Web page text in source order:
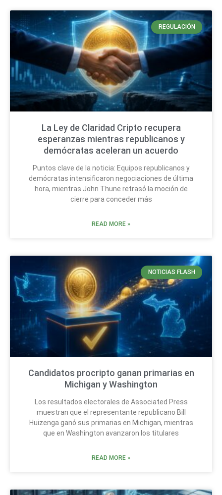
REGULACIÓN
La Ley de Claridad Cripto recupera
esperanzas mientras republicanos y
demócratas aceleran un acuerdo
Puntos clave de la noticia: Equipos republicanos y
demócratas intensificaron negociaciones de última
hora, mientras John Thune retrasó la moción de
cierre para conceder más
READ MORE »
NOTICIAS FLASH
Candidatos procripto ganan primarias en
Michigan y Washington
Los resultados electorales de Associated Press
muestran que el representante republicano Bill
Huizenga ganó sus primarias en Michigan, mientras
que en Washington avanzaron los titulares
READ MORE »